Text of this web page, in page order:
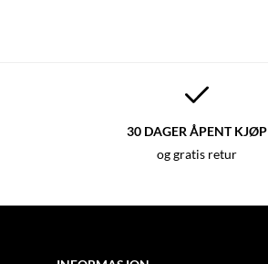
30 DAGER ÅPENT KJØP
og gratis retur